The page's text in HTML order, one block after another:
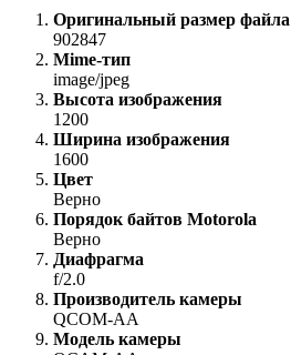
Оригинальный размер файла
902847
Mime-тип
image/jpeg
Высота изображения
1200
Ширина изображения
1600
Цвет
Верно
Порядок байтов Motorola
Верно
Диафрагма
f/2.0
Производитель камеры
QCOM-AA
Модель камеры